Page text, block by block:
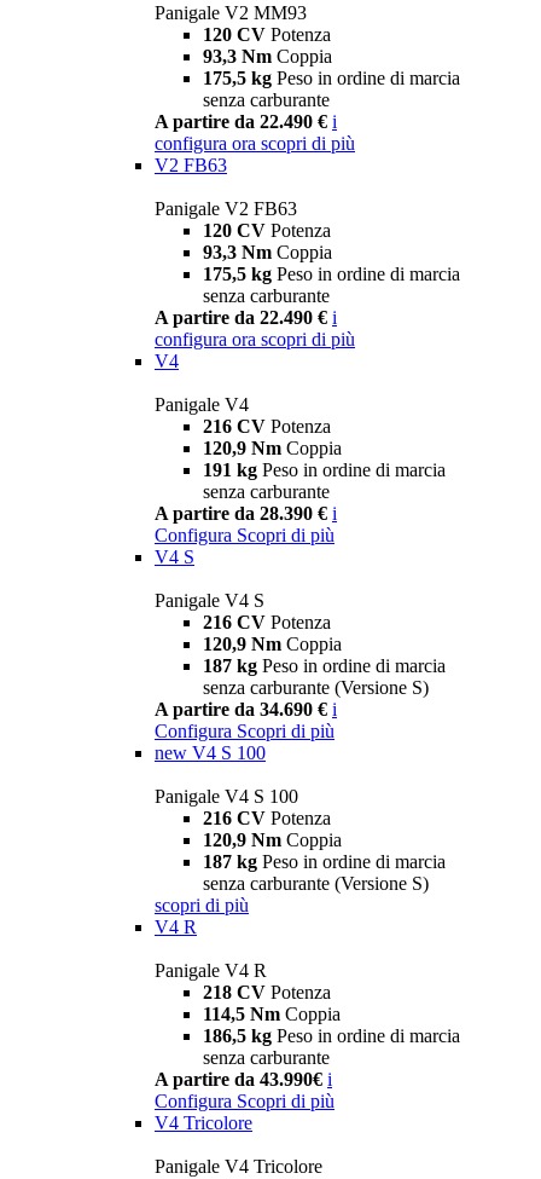
Panigale V2 MM93
120 CV Potenza
93,3 Nm Coppia
175,5 kg Peso in ordine di marcia
senza carburante
A partire da 22.490 € i
configura ora scopri di più
V2 FB63
Panigale V2 FB63
120 CV Potenza
93,3 Nm Coppia
175,5 kg Peso in ordine di marcia
senza carburante
A partire da 22.490 € i
configura ora scopri di più
V4
Panigale V4
216 CV Potenza
120,9 Nm Coppia
191 kg Peso in ordine di marcia
senza carburante
A partire da 28.390 € i
Configura Scopri di più
V4 S
Panigale V4 S
216 CV Potenza
120,9 Nm Coppia
187 kg Peso in ordine di marcia
senza carburante (Versione S)
A partire da 34.690 € i
Configura Scopri di più
new V4 S 100
Panigale V4 S 100
216 CV Potenza
120,9 Nm Coppia
187 kg Peso in ordine di marcia
senza carburante (Versione S)
scopri di più
V4 R
Panigale V4 R
218 CV Potenza
114,5 Nm Coppia
186,5 kg Peso in ordine di marcia
senza carburante
A partire da 43.990€ i
Configura Scopri di più
V4 Tricolore
Panigale V4 Tricolore